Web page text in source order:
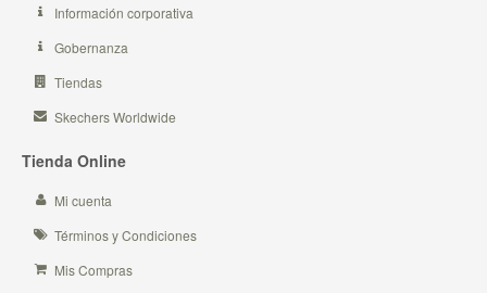
Información corporativa
Gobernanza
Tiendas
Skechers Worldwide
Tienda Online
Mi cuenta
Términos y Condiciones
Mis Compras